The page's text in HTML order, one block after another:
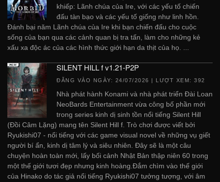
khiếp: Lãnh chúa của Ire, với các yếu tố chiến
đấu tàn bạo và các yếu tố giống như linh hồn.
Đánh bại năm Lãnh chúa của Ire khi bạn chiến đấu cho cuộc
sống của bạn qua các cảnh quan bị tra tấn, làm cho những kẻ
xấu xa độc ác của các hình thức giới hạn da thịt của họ. ...
SILENT HILL f v1.21-P2P
ĐĂNG VÀO NGÀY: 24/07/2026 | LƯỢT XEM: 392
Nhà phát hành Konami và nhà phát triển Đài Loan
NeoBards Entertainment vừa công bố phần mới
trong series kinh dị sinh tồn nổi tiếng Silent Hill
(Đồi Câm Lặng) mang tên Silent Hill f. Trò chơi được viết bởi
Ryukishi07 - nổi tiếng với các game visual novel về những vụ giết
người bí ẩn, kinh dị tâm lý và siêu nhiên. Đây sẽ là một câu
chuyện hoàn toàn mới, lấy bối cảnh Nhật Bản thập niên 60 trong
một thế giới tươi đẹp nhưng kinh hoàng.Đắm chìm vào thế giới
của Hinako do tác giả nổi tiếng Ryukishi07 tưởng tượng, với âm